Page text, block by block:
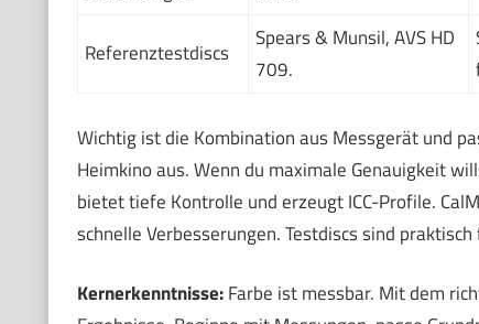
Referenztestdiscs
Spears & Munsil, AVS HD
709.
Wichtig ist die Kombination aus Messgerät und
Heimkino aus. Wenn du maximale Genauigkeit
bietet tiefe Kontrolle und erzeugt ICC-Profile.
schnelle Verbesserungen. Testdiscs sind
Kernerkenntnisse:Farbe ist messbar. Mit dem